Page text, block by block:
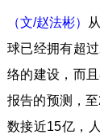
（文/赵法彬）
球已经拥有超
络的建设，而
报告的预测，
数接近15亿，